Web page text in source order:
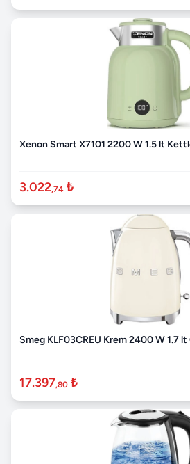
Xenon Smart X7101 2200 W 1.5 lt
3.022,74 ₺
Smeg KLF03CREU Krem 2400 W 1.7
17.397,80 ₺